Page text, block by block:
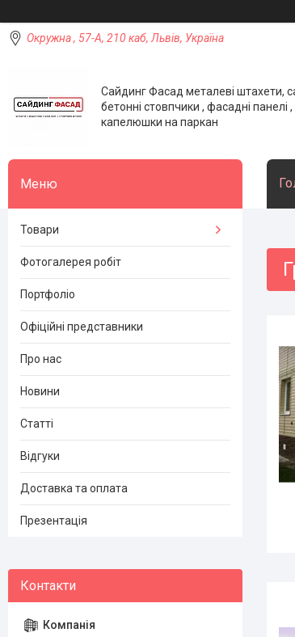
Окружна , 57-А, 210 каб, Львів, Україна
Сайдинг Фасад металеві штахети,
бетонні стовпчики , фасадні панелі ,
капелюшки на паркан
Товари
Фотогалерея робіт
Портфоліо
Офіційні представники
Про нас
Новини
Статті
Відгуки
Доставка та оплата
Презентація